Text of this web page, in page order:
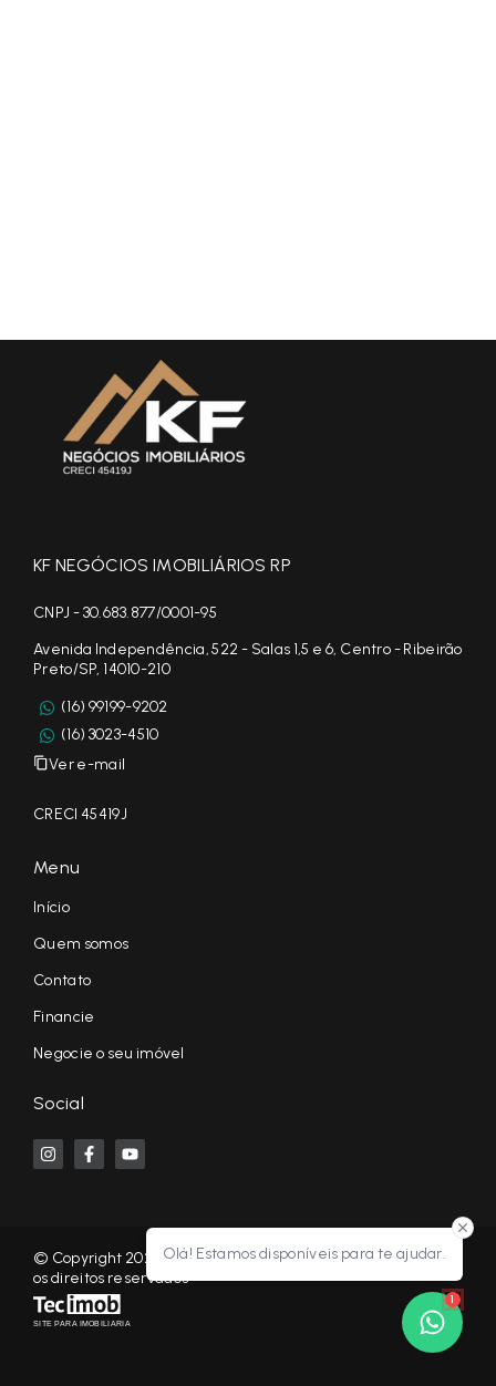
Olá! Estamos disponíveis para te ajudar.
1
KF NEGÓCIOS IMOBILIÁRIOS RP
CNPJ - 30.683.877/0001-95
Avenida Independência, 522 - Salas 1,5 e 6, Centro - Ribeirão
Preto/SP, 14010-210
(16) 99199-9202
(16) 3023-4510
Ver e-mail
CRECI 45419J
Menu
Início
Quem somos
Contato
Financie
Negocie o seu imóvel
Social
© Copyright 2026 - KF NEGÓCIOS IMOBILIÁRIOS RP - Todos
os direitos reservados
SITE PARA IMOBILIARIA